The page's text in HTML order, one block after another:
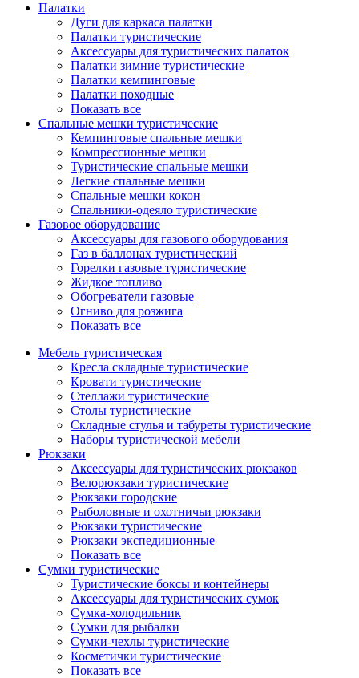
Палатки
Дуги для каркаса палатки
Палатки туристические
Аксессуары для туристических палаток
Палатки зимние туристические
Палатки кемпинговые
Палатки походные
Показать все
Спальные мешки туристические
Кемпинговые спальные мешки
Компрессионные мешки
Туристические спальные мешки
Легкие спальные мешки
Спальные мешки кокон
Спальники-одеяло туристические
Газовое оборудование
Аксессуары для газового оборудования
Газ в баллонах туристический
Горелки газовые туристические
Жидкое топливо
Обогреватели газовые
Огниво для розжига
Показать все
Мебель туристическая
Кресла складные туристические
Кровати туристические
Стеллажи туристические
Столы туристические
Складные стулья и табуреты туристические
Наборы туристической мебели
Рюкзаки
Аксессуары для туристических рюкзаков
Велорюкзаки туристические
Рюкзаки городские
Рыболовные и охотничьи рюкзаки
Рюкзаки туристические
Рюкзаки экспедиционные
Показать все
Сумки туристические
Туристические боксы и контейнеры
Аксессуары для туристических сумок
Сумка-холодильник
Сумки для рыбалки
Сумки-чехлы туристические
Косметички туристические
Показать все